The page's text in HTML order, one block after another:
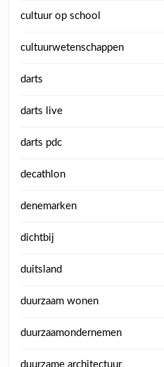
cultuur op school
cultuurwetenschappen
darts
darts live
darts pdc
decathlon
denemarken
dichtbij
duitsland
duurzaam wonen
duurzaamondernemen
duurzame architectuur